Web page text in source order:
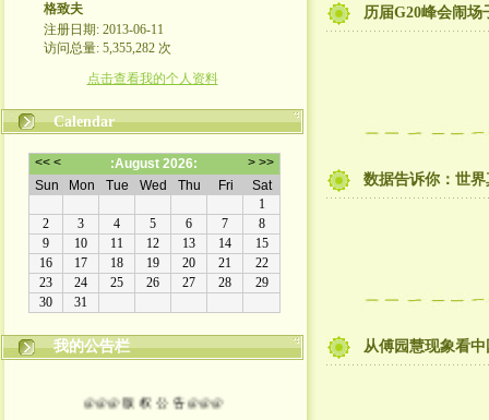
格致夫
注册日期: 2013-06-11
访问总量: 5,355,282 次
点击查看我的个人资料
Calendar
我的公告栏
崇尚理性评论，拒绝人身攻击！
历届G20峰会闹场
数据告诉你：世
从傅园慧现象看